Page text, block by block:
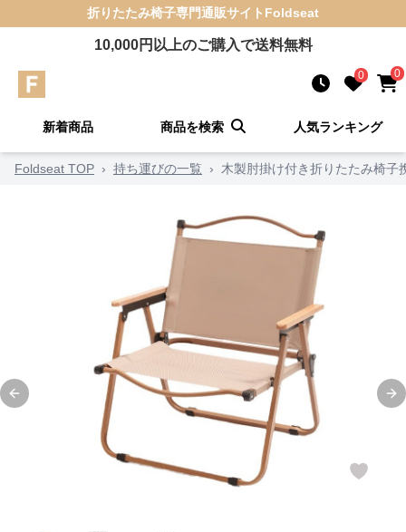
折りたたみ椅子専門通販サイト Foldseat
10,000円以上のご購入で送料無料
0 0
新着商品 商品を検索 人気ランキング
Foldseat TOP › 持ち運びの一覧 › 木製肘掛け付き折りたたみ椅子
Previous slide